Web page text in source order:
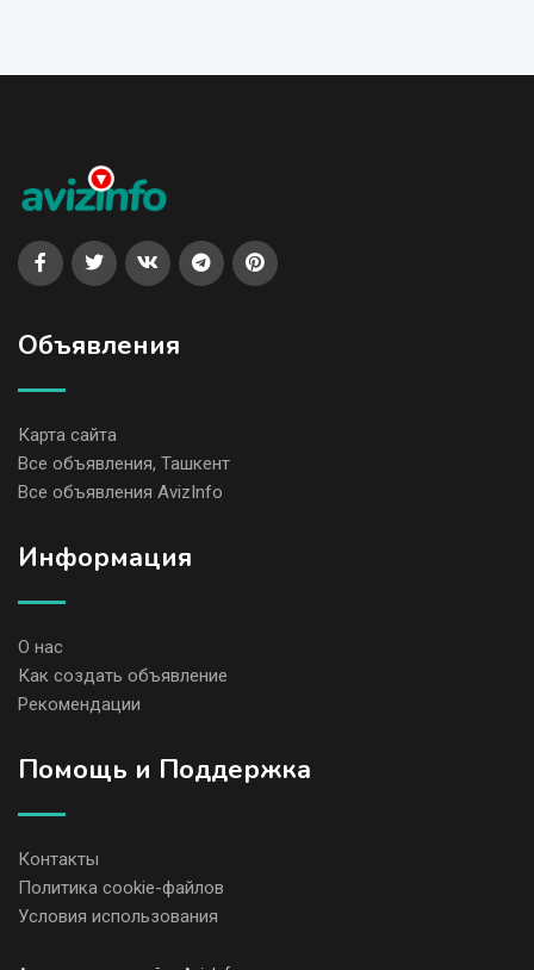
Объявления
Карта сайта
Все объявления, Ташкент
Все объявления AvizInfo
Информация
О нас
Как создать объявление
Рекомендации
Помощь и Поддержка
Контакты
Политика cookie-файлов
Условия использования